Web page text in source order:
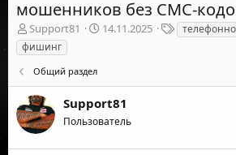
мошенников без СМС-
А
в
т
о
р
т
е
м
Support81
Д
н
а
а
14.11.2025
Т
е
фишинг
Общий раздел
Support81
Пользователь